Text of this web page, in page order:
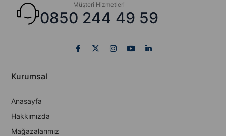
Müşteri Hizmetleri
0850 244 49 59
Kurumsal
Anasayfa
Hakkımızda
Mağazalarımız